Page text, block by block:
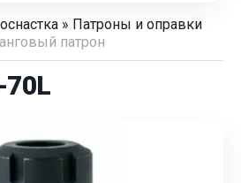
» Патроны и оправки
патрон
70L